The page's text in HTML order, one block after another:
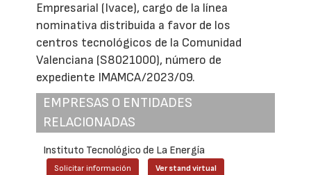
Empresarial (Ivace), cargo de la línea
nominativa distribuida a favor de los
centros tecnológicos de la Comunidad
Valenciana (S8021000), número de
expediente IMAMCA/2023/09.
EMPRESAS O ENTIDADES
RELACIONADAS
Instituto Tecnológico de La Energía
Solicitar información Ver stand virtual